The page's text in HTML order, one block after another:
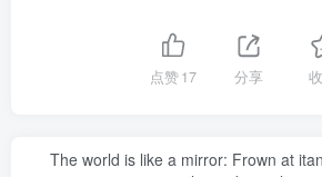
点赞17 分享
The world is like a mirror: Frown at